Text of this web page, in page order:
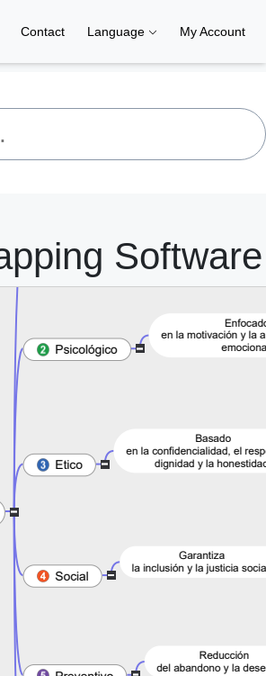
Contact Language My Account
Software